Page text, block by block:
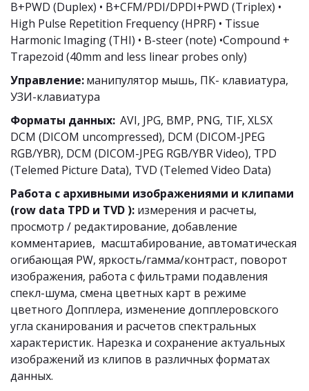
B+PWD (Duplex) • B+CFM/PDI/DPDI+PWD (Triplex) •
High Pulse Repetition Frequency (HPRF) • Tissue
Harmonic Imaging (THI) • B-steer (note) •Compound +
Trapezoid (40mm and less linear probes only)
Управление: манипулятор мышь, ПК- клавиатура,
УЗИ-клавиатура
Форматы данных:
  AVI, JPG, BMP, PNG, TIF, XLSX
DCM (DICOM uncompressed), DCM (DICOM-JPEG
RGB/YBR), DCM (DICOM-JPEG RGB/YBR Video), TPD
(Telemed Picture Data), TVD (Telemed Video Data)
Работа с архивными изображениями и клипами
(row data TPD и TVD ): измерения и расчеты,
просмотр / редактирование, добавление
комментариев,  масштабирование, автоматическая
огибающая PW, яркость/гамма/контраст, поворот
изображения, работа с фильтрами подавления
спекл-шума, смена цветных карт в режиме
цветного Допплера, изменение допплеровского
угла сканирования и расчетов спектральных
характеристик. Нарезка и сохранение актуальных
изображений из клипов в различных форматах
данных.